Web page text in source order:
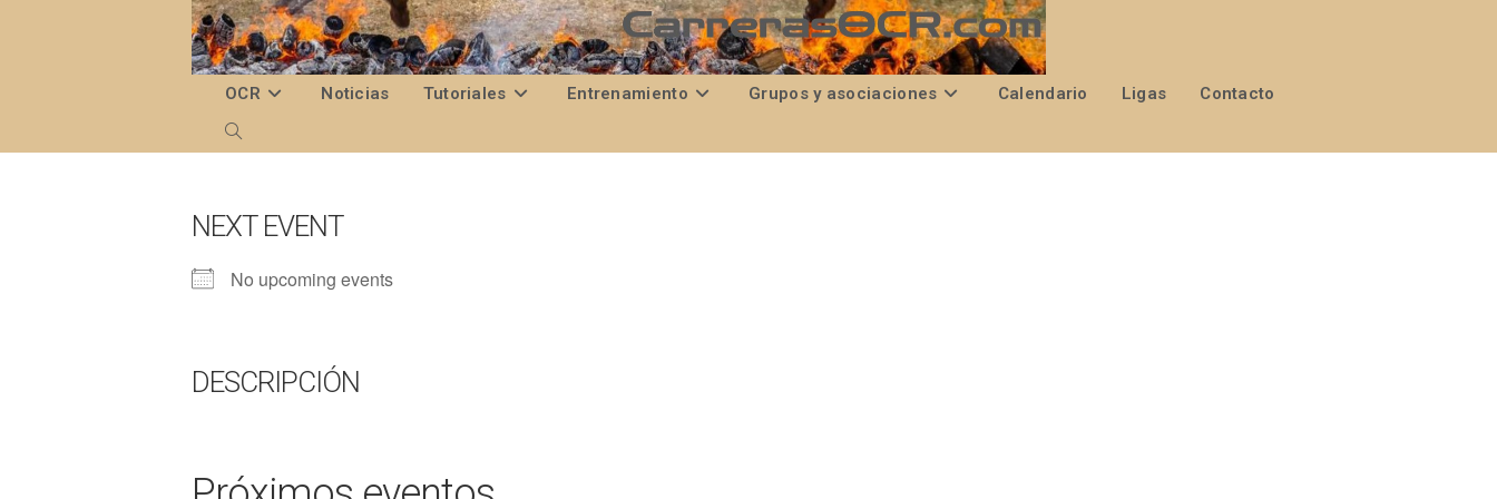
OCR Noticias Tutoriales Entrenamiento Grupos y asociaciones Calendario Ligas Contacto
Alternar
web
NEXT EVENT
No upcoming events
DESCRIPCIÓN